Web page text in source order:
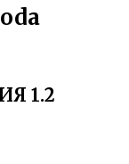
1.2